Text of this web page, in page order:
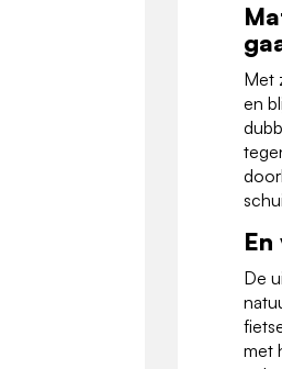
Met
en
De
met